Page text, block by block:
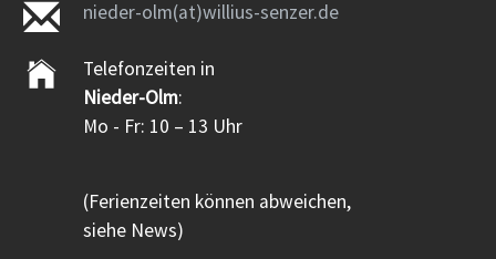
nieder-olm(at)willius-senzer.de
Telefonzeiten in
Nieder-Olm:
Mo - Fr: 10 – 13 Uhr
(Ferienzeiten können abweichen,
siehe News)